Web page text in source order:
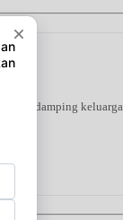
pendamping keluarga.